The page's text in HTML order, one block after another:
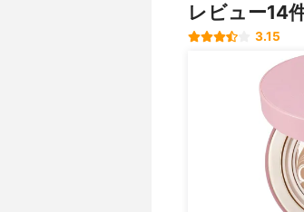
レビュー14
3.15